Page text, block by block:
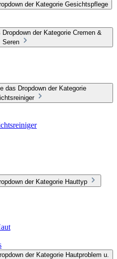
der Kategorie Gesichtspflege
der Kategorie Cremen &
Seren
das Dropdown der Kategorie
der Kategorie Hauttyp
der Kategorie Hautproblem u.